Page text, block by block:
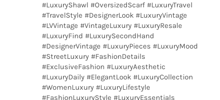
#LuxuryShawl #OversizedScarf #LuxuryTravel
#TravelStyle #DesignerLook #LuxuryVintage
#LVVintage #VintageLuxury #LuxuryResale
#LuxuryFind #LuxurySecondHand
#DesignerVintage #LuxuryPieces #LuxuryMood
#StreetLuxury #FashionDetails
#ExclusiveFashion #LuxuryAesthetic
#LuxuryDaily #ElegantLook #LuxuryCollection
#WomenLuxury #LuxuryLifestyle
#FashionLuxuryStyle #LuxuryEssentials